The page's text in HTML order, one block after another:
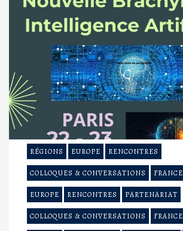
RÉGIONS EUROPE RENCONTRES
COLLOQUES & CONVERSATIONS FRANCE
EUROPE RENCONTRES PARTENARIAT
COLLOQUES & CONVERSATIONS FRANCE